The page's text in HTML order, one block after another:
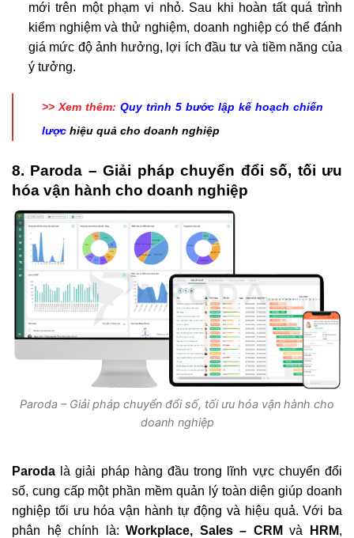
mới trên một phạm vi nhỏ. Sau khi hoàn tất quá trình
kiểm nghiệm và thử nghiệm, doanh nghiệp có thể đánh
giá mức độ ảnh hưởng, lợi ích đầu tư và tiềm năng của
ý tưởng.
>> Xem thêm: Quy trình 5 bước lập kế hoạch chiến
lược hiệu quả cho doanh nghiệp
8. Paroda – Giải pháp chuyển đổi số, tối ưu
hóa vận hành cho doanh nghiệp
Paroda – Giải pháp chuyển đổi số, tối ưu hóa vận hành cho
doanh nghiệp
Paroda là giải pháp hàng đầu trong lĩnh vực chuyển đổi
số, cung cấp một phần mềm quản lý toàn diện giúp doanh
nghiệp tối ưu hóa vận hành tự động và hiệu quả. Với ba
phân hệ chính là:Workplace, Sales – CRM và HRM,